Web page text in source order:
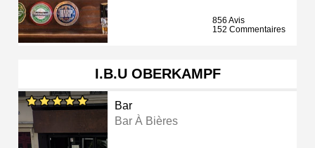
856 Avis
152 Commentaires
I.B.U OBERKAMPF
Bar
Bar À Bières